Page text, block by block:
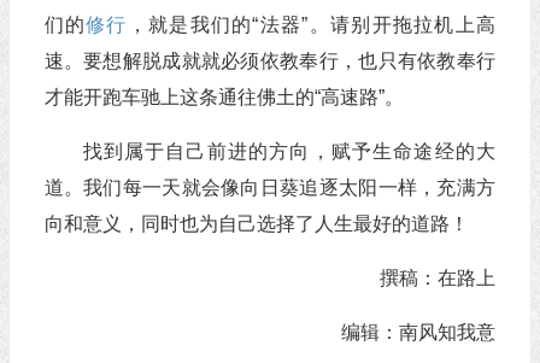
们的修行 ，就是我们的“法器”。请别开拖拉机上高
速。要想解脱成就就必须依教奉行，也只有依教奉行
才能开跑车驰上这条通往佛土的“高速路”。
找到属于自己前进的方向，赋予生命途经的大
道。我们每一天就会像向日葵追逐太阳一样，充满方
向和意义，同时也为自己选择了人生最好的道路！
撰稿：在路上
编辑：南风知我意